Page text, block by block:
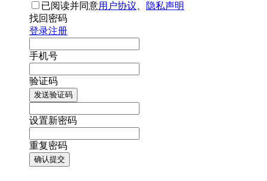
已阅读并同意用户协议
隐私声明
找回密码
登录注册
手机号
验证码
发送验证码
设置新密码
重复密码
确认提交